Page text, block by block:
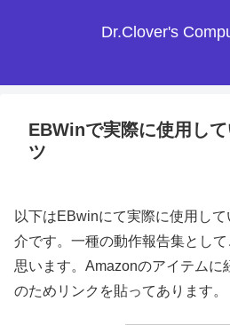
Dr.Clover's
EBWinで実際に使用し
ツ
以下はEBwinにて実際に使用し
介です。一種の動作報告集とし
思います。Amazonのアイテムに
のためリンクを貼ってあります。